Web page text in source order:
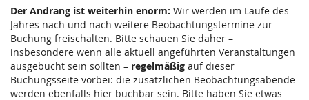
Der Andrang ist weiterhin enorm: Wir werden im Laufe des
Jahres nach und nach weitere Beobachtungstermine zur
Buchung freischalten. Bitte schauen Sie daher –
insbesondere wenn alle aktuell angeführten Veranstaltungen
ausgebucht sein sollten – regelmäßig auf dieser
Buchungsseite vorbei: die zusätzlichen Beobachtungsabende
werden ebenfalls hier buchbar sein. Bitte haben Sie etwas